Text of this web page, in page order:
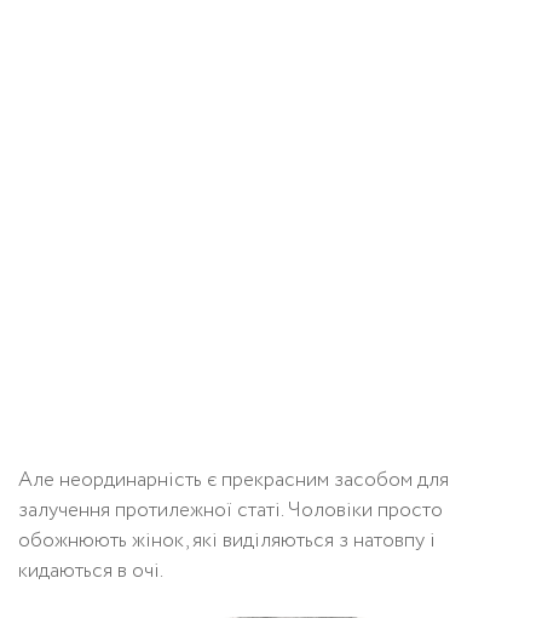
Але неординарність є прекрасним засобом для
залучення протилежної статі. Чоловіки просто
обожнюють жінок, які виділяються з натовпу і
кидаються в очі.